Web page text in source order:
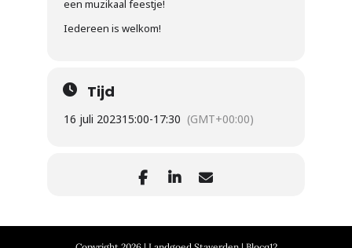
een muzikaal feestje!
Iedereen is welkom!
Tijd
16 juli 202315:00-17:30 (GMT+00:00)